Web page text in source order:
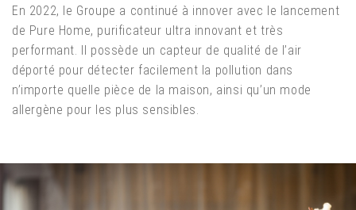
​En 2022, le Groupe a continué à innover avec le lancement
de Pure Home, purificateur ultra innovant et très
performant. Il possède un capteur de qualité de l’air
déporté pour détecter facilement la pollution dans
n’importe quelle pièce de la maison, ainsi qu’un mode
allergène pour les plus sensibles.